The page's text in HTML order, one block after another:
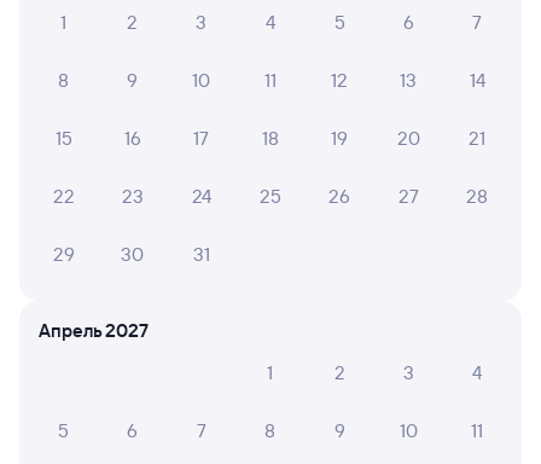
Онлайн-покупка за 4 минуты
1 2 3 4 5 6 7
8 9 10 11 12 13 14
15 16 17 18 19 20 21
22 23 24 25 26 27 28
29 30 31
Апрель 2027
1
2 3 4
5 6 7 8 9 10 11